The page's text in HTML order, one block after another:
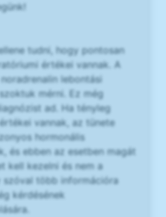
tudni, hogy pontosan
értékei vannak. A
lebontási
mérni. Ez még
ad. Ha tényleg
vannak, az tünete
hormonális
és ebben az esetben magát
kell kezelni és nem a
szóval több információra
kérdésének